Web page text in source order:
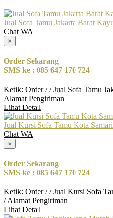
Jual Sofa Tamu Jakarta Barat Kayu
Chat WA
×
Order Sekarang
SMS ke : 085 647 170 724
Ketik: Order / / Jual Sofa Tamu
Alamat Pengiriman
Lihat Detail
Jual Kursi Sofa Tamu Kota
Chat WA
×
Order Sekarang
SMS ke : 085 647 170 724
Ketik: Order / / Jual Kursi Sofa
/ Alamat Pengiriman
Lihat Detail